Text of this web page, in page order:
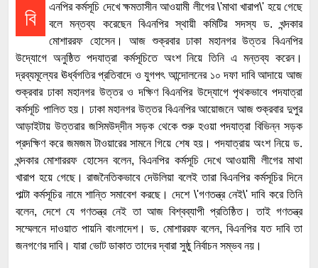
বি
এনপির কর্মসূচি দেখে ক্ষমতাসীন আওয়ামী লীগের \'মাথা খারাপ\' হয়ে গেছে
বলে মন্তব্য করেছেন বিএনপির স্থায়ী কমিটির সদস্য ড. খন্দকার
মোশাররফ হোসেন। আজ শুক্রবার ঢাকা মহানগর উত্তর বিএনপির
উদ্যোগে অনুষ্ঠিত পদযাত্রা কর্মসূচিতে অংশ নিয়ে তিনি এ মন্তব্য করেন।
দ্রব্যমূল্যের ঊর্ধ্বগতির প্রতিবাদে ও যুগপৎ আন্দোলনের ১০ দফা দাবি আদায়ে আজ
শুক্রবার ঢাকা মহানগর উত্তর ও দক্ষিণ বিএনপির উদ্যোগে পৃথকভাবে পদযাত্রা
কর্মসূচি পালিত হয়। ঢাকা মহানগর উত্তর বিএনপির আয়োজনে আজ শুক্রবার দুপুর
আড়াইটায় উত্তরার জসিমউদ্‌দীন সড়ক থেকে শুরু হওয়া পদযাত্রা বিভিন্ন সড়ক
প্রদক্ষিণ করে জমজম টাওয়ারের সামনে গিয়ে শেষ হয়। পদযাত্রায় অংশ নিয়ে ড.
খন্দকার মোশাররফ হোসেন বলেন, বিএনপির কর্মসূচি দেখে আওয়ামী লীগের মাথা
খারাপ হয়ে গেছে। রাজনৈতিকভাবে দেউলিয়া বলেই তারা বিএনপির কর্মসূচির দিনে
পাল্টা কর্মসূচির নামে শান্তি সমাবেশ করছে। দেশে \'গণতন্ত্র নেই\' দাবি করে তিনি
বলেন, দেশে যে গণতন্ত্র নেই তা আজ বিশ্বব্যাপী প্রতিষ্ঠিত। তাই গণতন্ত্র
সম্মেলনে দাওয়াত পায়নি বাংলাদেশ। ড. মোশাররফ বলেন, বিএনপির যত দাবি তা
জনগণের দাবি। যারা ভোট ডাকাত তাদের দ্বারা সুষ্ঠু নির্বাচন সম্ভব নয়।